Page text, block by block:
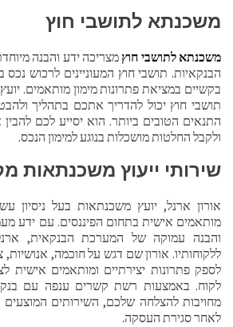
משכנתא לתושבי חוץ
משכנתא לתושבי חוץמצריכה ידע והבנה
הבנקאיות. תושבי חוץ המעוניינים לרכוש
בקשיים במציאת פתרונות מימון מותאמים.
תושבי חוץ יכול להדריך אתכם בתהליך
התנאים הטובים ביותר. הוא יסייע לכם
ולקבל החלטות מושכלות בנוגע למימון הנכס.
שירותי ייעוץ משכנתאות
אורון ארנל, יועץ משכנתאות בעל ניסיון
מותאמים אישית בתחום הפיננסים. עם ידע
והבנה עמוקה של המערכת הבנקאית,
ללקוחותיו. אורון שם דגש על חוכמה, אנושיות,
לספק פתרונות יצירתיים ומותאמים אישית
לקוח. באמצעות רשת קשרים ענפה עם
מחויבות להצלחה שלכם, השירותים המוצעים
לאחר סגירת העסקה.